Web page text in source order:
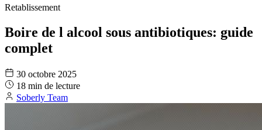
Retablissement
Boire de l alcool sous antibiotiques: guide
complet
30 octobre 2025
18 min de lecture
Soberly Team